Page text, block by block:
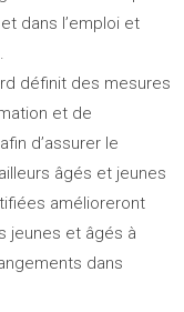
dans l’emploi et
définit des mesures
et de
d’assurer le
âgés et jeunes
amélioreront
jeunes et âgés à
dans